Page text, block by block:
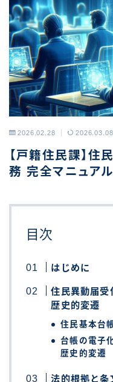
2026.02.28 2026.03.08
【戸籍住民課】住
務 完全マニュアル
目次
はじめに
住民異動届受
歴史的変遷
住民基本台
台帳の電子
歴史的変遷
法的根拠と条